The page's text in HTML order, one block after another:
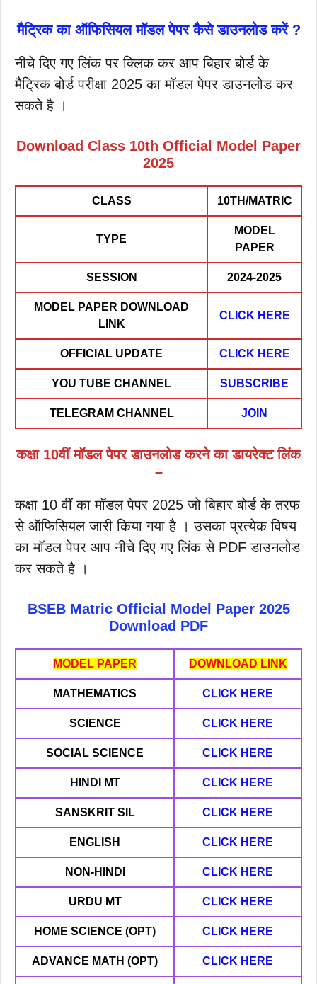
मैट्रिक का ऑफिसियल मॉडल पेपर कैसे डाउनलोड करें ?
नीचे दिए गए लिंक पर क्लिक कर आप बिहार बोर्ड के
मैट्रिक बोर्ड परीक्षा 2025 का मॉडल पेपर डाउनलोड कर
सकते है ।
Download Class 10th Official Model Paper
2025
CLASS 10TH/MATRIC
TYPE
MODEL
PAPER
SESSION 2024-2025
MODEL PAPER DOWNLOAD
LINK
CLICK HERE
OFFICIAL UPDATE CLICK HERE
YOU TUBE CHANNEL SUBSCRIBE
TELEGRAM CHANNEL JOIN
कक्षा 10वीं मॉडल पेपर डाउनलोड करने का डायरेक्ट लिंक
–
कक्षा 10 वीं का मॉडल पेपर 2025 जो बिहार बोर्ड के तरफ
से ऑफिसियल जारी किया गया है । उसका प्रत्येक विषय
का मॉडल पेपर आप नीचे दिए गए लिंक से PDF डाउनलोड
कर सकते है ।
BSEB Matric Official Model Paper 2025
Download PDF
MODEL PAPER DOWNLOAD LINK
MATHEMATICS CLICK HERE
SCIENCE CLICK HERE
SOCIAL SCIENCE CLICK HERE
HINDI MT CLICK HERE
SANSKRIT SIL CLICK HERE
ENGLISH CLICK HERE
NON-HINDI CLICK HERE
URDU MT CLICK HERE
HOME SCIENCE (OPT) CLICK HERE
ADVANCE MATH (OPT) CLICK HERE